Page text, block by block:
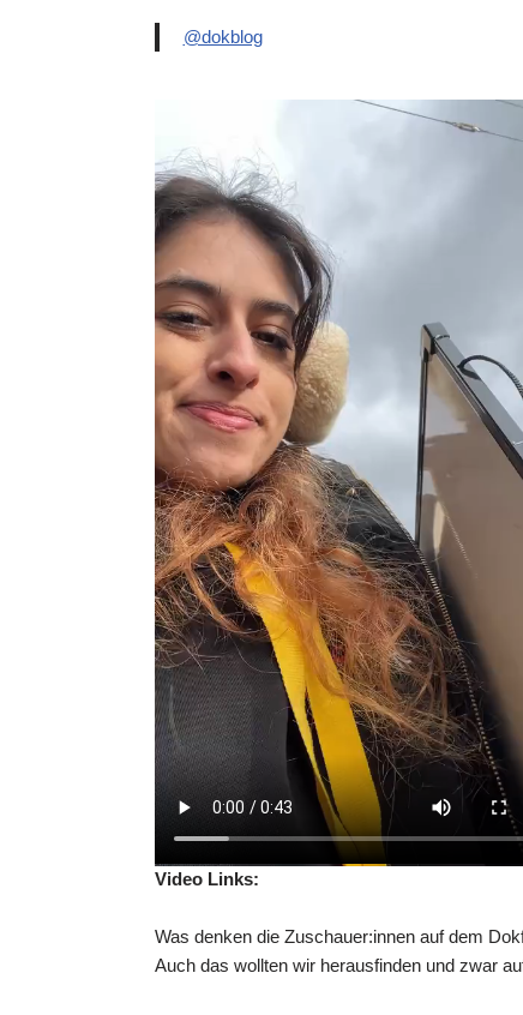
@dokblog
Video Links:
Was denken die Zuschauer:innen auf dem
Auch das wollten wir herausfinden und zwar